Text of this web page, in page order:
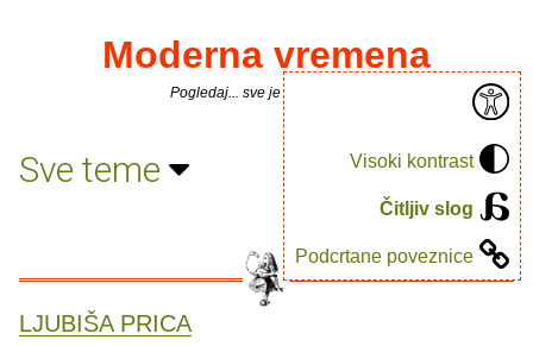
Visoki kontrast
Čitljiv slog
Podcrtane poveznice
Moderna vremena
Pogledaj... sve je puno knjiga.
Sve teme
LJUBIŠA PRICA